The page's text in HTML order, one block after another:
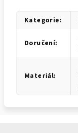
Kategorie:
Doručení:
Materiál: